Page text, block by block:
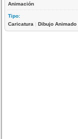
Animación
Tipo:
Caricatura |Dibujo Animado